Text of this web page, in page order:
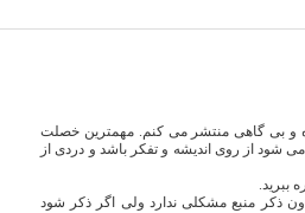
و بی گاهی منتشر می کنم. مهمترین خصلت
شود از روی اندیشه و تفکر باشد و دردی از
ببرید.
ذکر منبع مشکلی ندارد ولی اگر ذکر شود